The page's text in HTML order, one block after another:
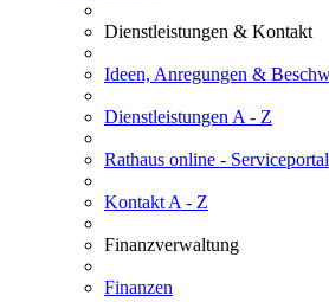
Dienstleistungen & Kontakt
Ideen, Anregungen &
Dienstleistungen A - Z
Rathaus online - Serviceportal
Kontakt A - Z
Finanzverwaltung
Finanzen